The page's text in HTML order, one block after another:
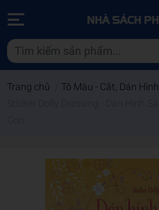
Trang chủ Tô Màu - Cắt, Dán Hình